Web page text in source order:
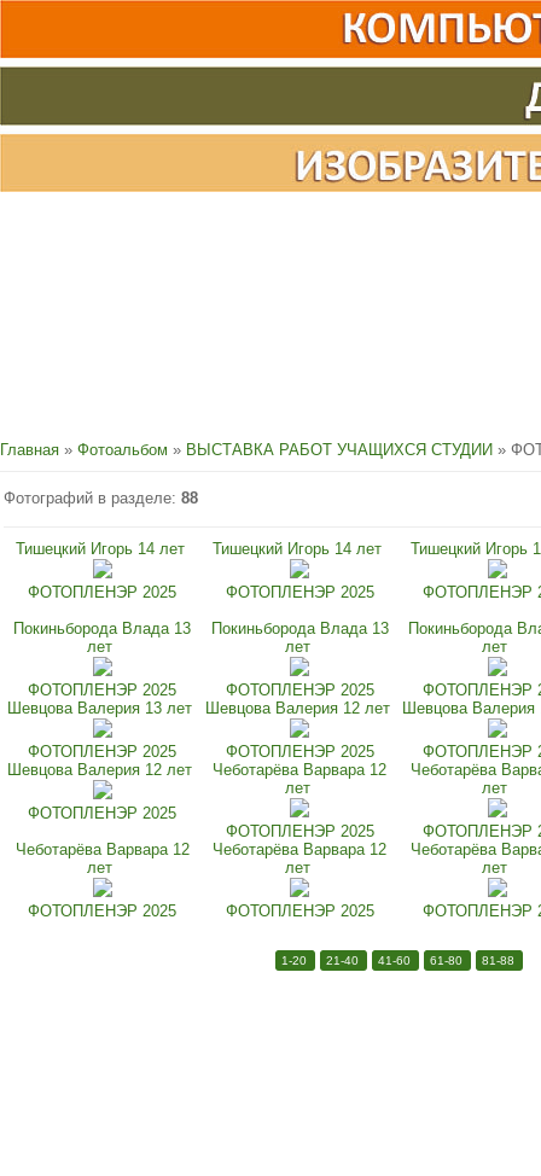
Главная » Фотоальбом » ВЫСТАВКА РАБОТ УЧАЩИХСЯ СТУДИИ »
Фотографий в разделе: 88
Тишецкий Игорь 14 лет
ФОТОПЛЕНЭР 2025
Тишецкий Игорь 14 лет
ФОТОПЛЕНЭР 2025
Тишецкий Игорь
ФОТОПЛЕНЭР
Покиньборода Влада 13
лет
ФОТОПЛЕНЭР 2025
Покиньборода Влада 13
лет
ФОТОПЛЕНЭР 2025
Покиньборода
лет
ФОТОПЛЕНЭР
Шевцова Валерия 13 лет
ФОТОПЛЕНЭР 2025
Шевцова Валерия 12 лет
ФОТОПЛЕНЭР 2025
Шевцова Валерия
ФОТОПЛЕНЭР
Шевцова Валерия 12 лет
ФОТОПЛЕНЭР 2025
Чеботарёва Варвара 12
лет
ФОТОПЛЕНЭР 2025
Чеботарёва
лет
ФОТОПЛЕНЭР
Чеботарёва Варвара 12
лет
ФОТОПЛЕНЭР 2025
Чеботарёва Варвара 12
лет
ФОТОПЛЕНЭР 2025
Чеботарёва
лет
ФОТОПЛЕНЭР
1-20 21-40 41-60 61-80 81-88